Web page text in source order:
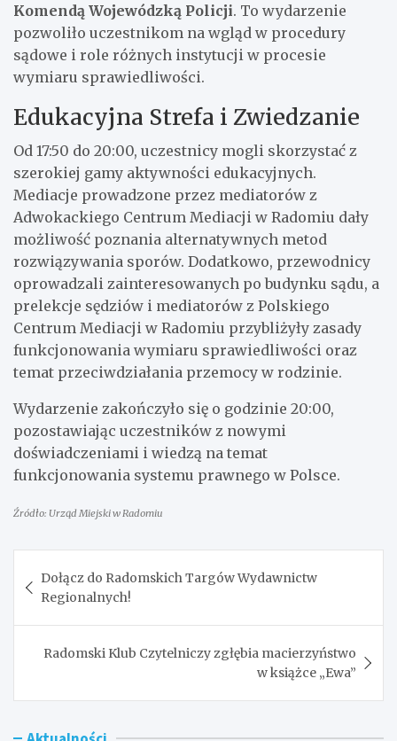
Komendą Wojewódzką Policji. To wydarzenie
pozwoliło uczestnikom na wgląd w procedury
sądowe i role różnych instytucji w procesie
wymiaru sprawiedliwości.
Edukacyjna Strefa i Zwiedzanie
Od 17:50 do 20:00, uczestnicy mogli skorzystać z
szerokiej gamy aktywności edukacyjnych.
Mediacje prowadzone przez mediatorów z
Adwokackiego Centrum Mediacji w Radomiu dały
możliwość poznania alternatywnych metod
rozwiązywania sporów. Dodatkowo, przewodnicy
oprowadzali zainteresowanych po budynku sądu, a
prelekcje sędziów i mediatorów z Polskiego
Centrum Mediacji w Radomiu przybliżyły zasady
funkcjonowania wymiaru sprawiedliwości oraz
temat przeciwdziałania przemocy w rodzinie.
Wydarzenie zakończyło się o godzinie 20:00,
pozostawiając uczestników z nowymi
doświadczeniami i wiedzą na temat
funkcjonowania systemu prawnego w Polsce.
Źródło: Urząd Miejski w Radomiu
wpisu
Dołącz do Radomskich Targów Wydawnictw
Regionalnych!
Radomski Klub Czytelniczy zgłębia macierzyństwo
w książce „Ewa”